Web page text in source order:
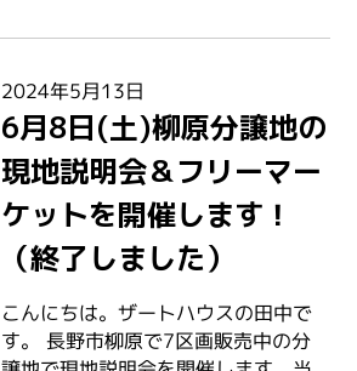
2024年5月13日
6月8日(土)柳原分譲地の
現地説明会＆フリーマー
ケットを開催します！
（終了しました）
こんにちは。ザートハウスの田中で
す。 長野市柳原で7区画販売中の分